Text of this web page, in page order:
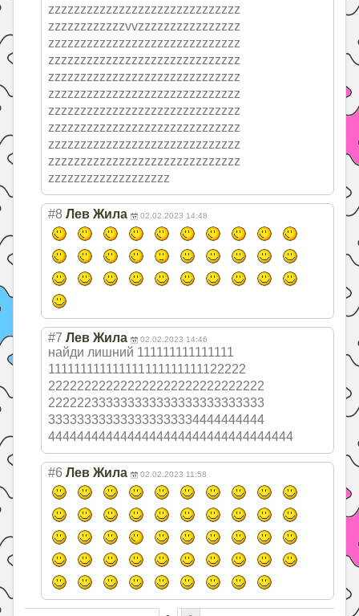
zzzzzzzzzzzzzzzzzzzzzzzzzzzzzz
zzzzzzzzzzzzvvzzzzzzzzzzzzzzzz
zzzzzzzzzzzzzzzzzzzzzzzzzzzzzz
zzzzzzzzzzzzzzzzzzzzzzzzzzzzzz
zzzzzzzzzzzzzzzzzzzzzzzzzzzzzz
zzzzzzzzzzzzzzzzzzzzzzzzzzzzzz
zzzzzzzzzzzzzzzzzzzzzzzzzzzzzz
zzzzzzzzzzzzzzzzzzzzzzzzzzzzzz
zzzzzzzzzzzzzzzzzzzzzzzzzzzzzz
zzzzzzzzzzzzzzzzzzzzzzzzzzzzzz
zzzzzzzzzzzzzzzzzzz
#8 Лев Жила 02.02.2023 14:48
#7 Лев Жила 02.02.2023 14:46
найди лишний 111111111111111
111111111111111111111111122222
222222222222222222222222222222
222222333333333333333333333333
333333333333333333334444444444
4444444444444444444444444444444444
#6 Лев Жила 02.02.2023 11:58